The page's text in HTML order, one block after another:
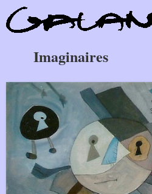
Imaginaires